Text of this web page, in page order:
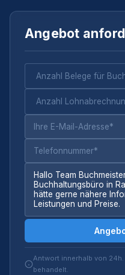
Angebot
Antwort innerhalb von
behandelt.